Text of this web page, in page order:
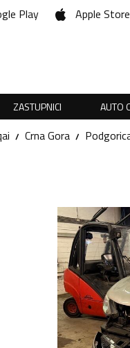
Play Apple Store
ZASTUPNICI AUTO
Crna Gora